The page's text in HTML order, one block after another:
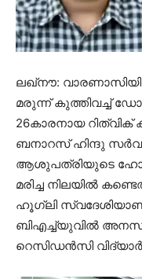
ലഖ്‌നൗ:
മരുന്ന് കുത്തിവച്ച്
26കാരനായ
ബനാറസ് ഹിന്ദു
ആശുപത്രിയുടെ
മരിച്ച നിലയില്‍
ഹൂഗ്ലി
ബിഎച്ച്‌യുവില്‍
റെസിഡന്‍സി